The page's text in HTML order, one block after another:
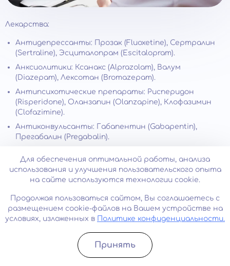
Лекарства:
Антидепрессанты: Прозак (Fluoxetine), Сертралин
(Sertraline), Эсциталопрам (Escitalopram).
Анксиолитики: Ксанакс (Alprazolam), Валум
(Diazepam), Лексотан (Bromazepam).
Антипсихотические препараты: Рисперидон
(Risperidone), Оланзапин (Olanzapine), Клофазимин
(Clofazimine).
Антиконвульсанты: Габапентин (Gabapentin),
Прегабалин (Pregabalin).
Фенотропил (Phenotropil) и др.
Зачем назначаются:
Антидепрессанты: используются для лечения
депрессии, тревожности и других психических
отклонений. Они работают, повышая уровень
норадреналин и дофамин).
Анксиолитики: используются для снижения тревоги
Записатьcя
Для обеспечения оптимальной работы, анализа
использования и улучшения пользовательского опыта
на сайте используются технологии cookie.
Продолжая пользоваться сайтом, Вы соглашаетесь с
размещением cookie-файлов на Вашем устройстве на
условиях, изложенных в
Политике конфиденциальности.
Принять